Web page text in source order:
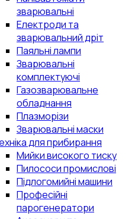
зварювальні
Електроди та
зварювальний дріт
Паяльні лампи
Зварювальні
комплектуючі
Газозварювальне
обладнання
Плазморізи
Зварювальні маски
для прибирання
Мийки високого тиску
Пилососи промислові
Підлогомийні машини
Професійні
парогенератори